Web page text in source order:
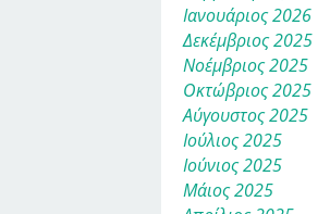
Ιανουάριος 2026
Δεκέμβριος 2025
Νοέμβριος 2025
Οκτώβριος 2025
Αύγουστος 2025
Ιούλιος 2025
Ιούνιος 2025
Μάιος 2025